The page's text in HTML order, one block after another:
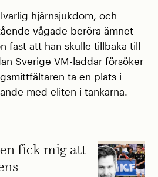
hjärnsjukdom, och
vågade beröra ämnet
fast att han skulle tillbaka till
Sverige VM-laddar försöker
ta en plats i
med eliten i tankarna.
fick mig att